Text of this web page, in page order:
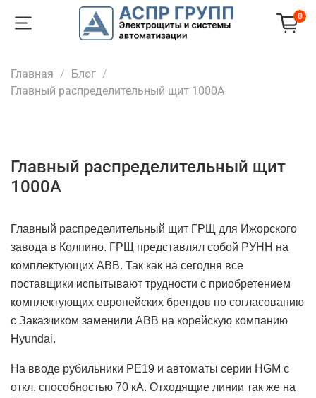
0
Главная
Блог
Главный распределительный щит 1000А
Главный распределительный щит
1000А
Главный распределительный щит ГРЩ для Ижорского
завода в Колпино. ГРЩ представлял собой РУНН на
комплектующих ABB. Так как на сегодня все
поставщики испытывают трудности с приобретением
комплектующих европейских брендов по согласованию
с Заказчиком заменили ABB на корейскую компанию
Hyundai.
На вводе рубильники РЕ19 и автоматы серии HGM с
откл. способностью 70 кА. Отходящие линии так же на